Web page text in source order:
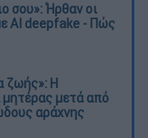
σου»: Ήρθαν οι
AI deepfake - Πώς
ζωής»: Η
μητέρας μετά από
αράχνης